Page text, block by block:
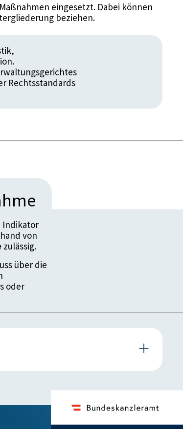
eingesetzt. Dabei können
beziehen.
Rechtsstandards
Indikator
von
zulässig.
über die
oder